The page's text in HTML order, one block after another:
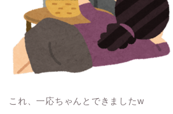
これ、一応ちゃんとできましたw